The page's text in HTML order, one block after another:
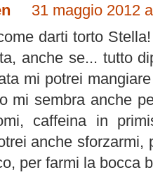
31 maggio 2012
darti torto
anche se... tutto
mi potrei
mi sembra anche
caffeina in
anche
per farmi la bocca